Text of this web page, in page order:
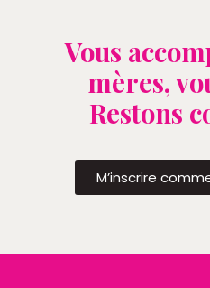
Vous
mères,
Restons
M’inscrire